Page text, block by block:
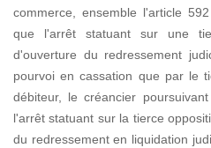
commerce, ensemble l'article
que l'arrêt statuant sur une
d'ouverture du redressement
pourvoi en cassation que par le
débiteur, le créancier
l'arrêt statuant sur la tierce
du redressement en liquidation